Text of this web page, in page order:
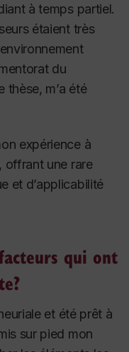
à temps partiel.
étaient très
du
thèse, m’a été
expérience à
offrant une rare
et d’applicabilité
qui ont
et été prêt à
sur pied mon